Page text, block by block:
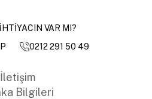
VAR MI?
0212 291 50 49
İletişim
Bilgileri